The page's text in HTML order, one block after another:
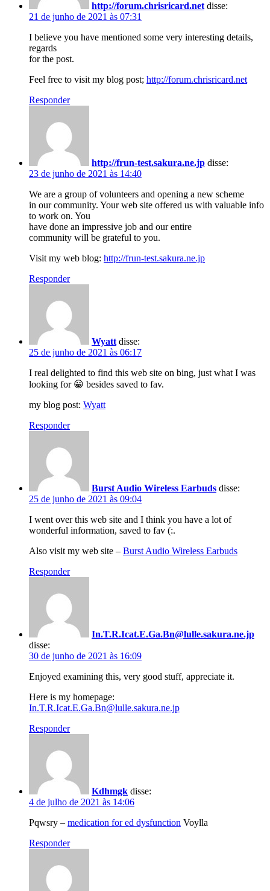
http://forum.chrisricard.net disse:
21 de junho de 2021 às 07:31
I believe you have mentioned some very interesting details,
regards
for the post.
Feel free to visit my blog post; http://forum.chrisricard.net
Responder
http://frun-test.sakura.ne.jp disse:
23 de junho de 2021 às 14:40
We are a group of volunteers and opening a new scheme
in our community. Your web site offered us with valuable info
to work on. You
have done an impressive job and our entire
community will be grateful to you.
Visit my web blog: http://frun-test.sakura.ne.jp
Responder
Wyatt disse:
25 de junho de 2021 às 06:17
I real delighted to find this web site on bing, just what I was
looking for 😀 besides saved to fav.
my blog post: Wyatt
Responder
Burst Audio Wireless Earbuds disse:
25 de junho de 2021 às 09:04
I went over this web site and I think you have a lot of
wonderful information, saved to fav (:.
Also visit my web site – Burst Audio Wireless Earbuds
Responder
In.T.R.Icat.E.Ga.Bn@lulle.sakura.ne.jp
disse:
30 de junho de 2021 às 16:09
Enjoyed examining this, very good stuff, appreciate it.
Here is my homepage:
In.T.R.Icat.E.Ga.Bn@lulle.sakura.ne.jp
Responder
Kdhmgk disse:
4 de julho de 2021 às 14:06
Pqwsry – medication for ed dysfunction Voylla
Responder